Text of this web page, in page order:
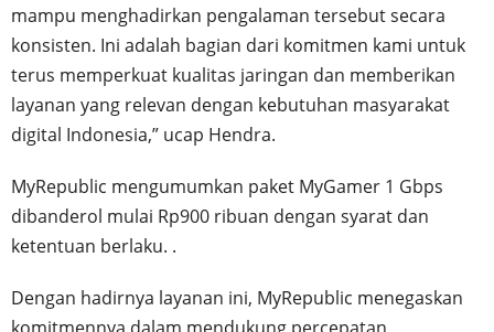
mampu menghadirkan pengalaman tersebut secara
konsisten. Ini adalah bagian dari komitmen kami untuk
terus memperkuat kualitas jaringan dan memberikan
layanan yang relevan dengan kebutuhan masyarakat
digital Indonesia,” ucap Hendra.
MyRepublic mengumumkan paket MyGamer 1 Gbps
dibanderol mulai Rp900 ribuan dengan syarat dan
ketentuan berlaku. .
Dengan hadirnya layanan ini, MyRepublic menegaskan